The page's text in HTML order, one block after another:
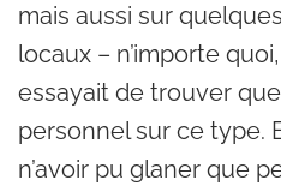
mais aussi sur
locaux – n’importe
essayait de trouver
personnel sur ce type.
n’avoir pu glaner que